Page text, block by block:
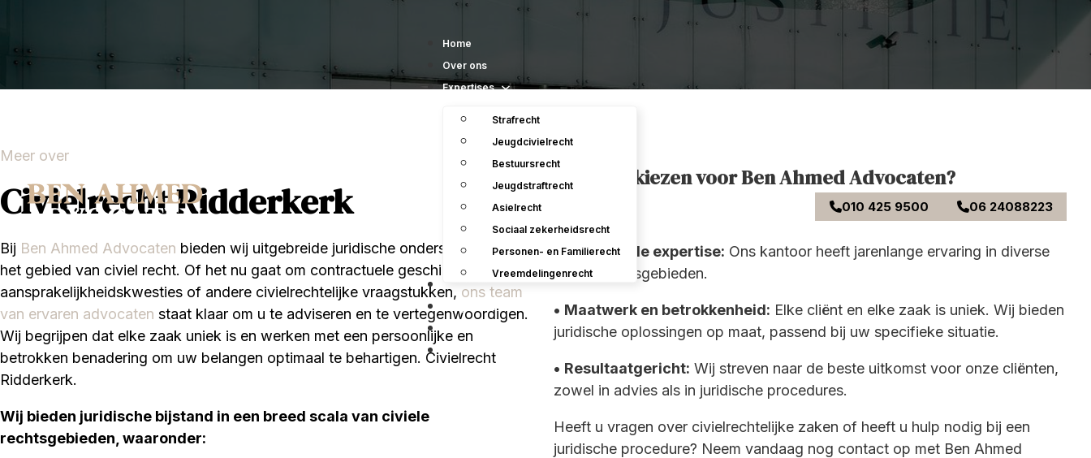
Home
Over ons
Expertises
Strafrecht
Jeugdcivielrecht
Bestuursrecht
Jeugdstraftrecht
Asielrecht
Sociaal zekerheidsrecht
Personen- en Familierecht
Vreemdelingenrecht
Uitspraken
Vacatures en Stageplaats
010 425 9500 06 24088223
Meer over
Civielrecht Ridderkerk
Bij Ben Ahmed Advocaten bieden wij uitgebreide juridische ondersteuning op
het gebied van civiel recht. Of het nu gaat om contractuele geschillen,
aansprakelijkheidskwesties of andere civielrechtelijke vraagstukken, ons team
van ervaren advocaten staat klaar om u te adviseren en te vertegenwoordigen.
Wij begrijpen dat elke zaak uniek is en werken met een persoonlijke en
betrokken benadering om uw belangen optimaal te behartigen. Civielrecht
Ridderkerk.
Wij bieden juridische bijstand in een breed scala van civiele
rechtsgebieden, waaronder:
Waarom kiezen voor Ben Ahmed Advocaten?
• Uitgebreide expertise: Ons kantoor heeft jarenlange ervaring in diverse
civiele rechtsgebieden.
• Maatwerk en betrokkenheid: Elke cliënt en elke zaak is uniek. Wij bieden
juridische oplossingen op maat, passend bij uw specifieke situatie.
• Resultaatgericht: Wij streven naar de beste uitkomst voor onze cliënten,
zowel in advies als in juridische procedures.
Heeft u vragen over civielrechtelijke zaken of heeft u hulp nodig bij een
juridische procedure? Neem vandaag nog contact op met Ben Ahmed